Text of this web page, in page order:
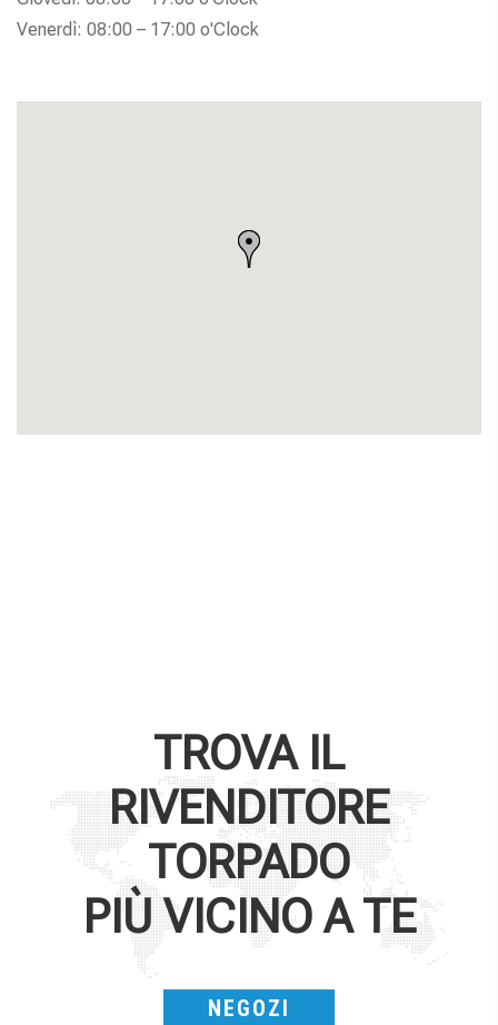
Venerdì: 08:00 – 17:00 o'Clock
TROVA IL
RIVENDITORE
TORPADO
PIÙ VICINO A TE
NEGOZI